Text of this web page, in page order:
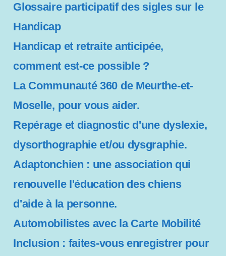
Glossaire participatif des sigles sur le
Handicap
Handicap et retraite anticipée,
comment est-ce possible ?
La Communauté 360 de Meurthe-et-
Moselle, pour vous aider.
Repérage et diagnostic d'une dyslexie,
dysorthographie et/ou dysgraphie.
Adaptonchien : une association qui
renouvelle l'éducation des chiens
d'aide à la personne.
Automobilistes avec la Carte Mobilité
Inclusion : faites-vous enregistrer pour